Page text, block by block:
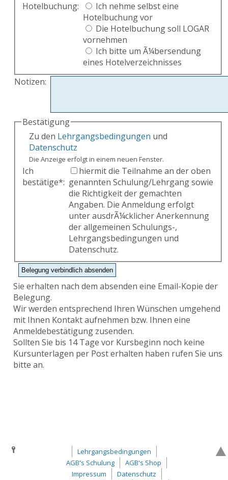
Hotelbuchung:
Ich nehme selbst eine
Hotelbuchung vor
Die Hotelbuchung soll LOGAR
vornehmen
Ich bitte um Ã¼bersendung
eines Hotelverzeichnisses
Notizen:
Bestätigung
Zu den Lehrgangsbedingungen und
Datenschutz
Die Anzeige erfolgt in einem neuen Fenster.
Ich
bestätige*:
hiermit die Teilnahme an der oben
genannten Schulung/Lehrgang sowie
die Richtigkeit der gemachten
Angaben. Die Anmeldung erfolgt
unter ausdrÃ¼cklicher Anerkennung
der allgemeinen Schulungs-,
Lehrgangsbedingungen und
Datenschutz.
Sie erhalten nach dem absenden eine Email-Kopie der
Belegung.
Wir werden entsprechend Ihren Wünschen umgehend
mit Ihnen Kontakt aufnehmen bzw. Ihnen eine
Anmeldebestätigung zusenden.
Sollten Sie bis 14 Tage vor Kursbeginn noch keine
Kursunterlagen per Post erhalten haben rufen Sie uns
bitte an.
Lehrgangsbedingungen
AGB's Schulung
AGB's Shop
Impressum
Datenschutz